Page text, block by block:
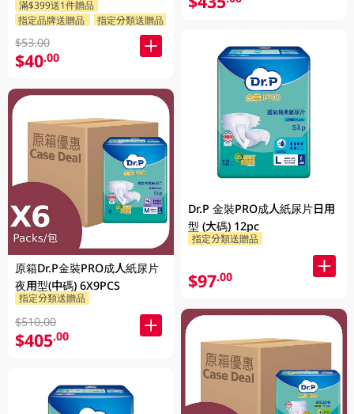
滿$399送1件贈品
指定品牌送贈品
指定分類送贈品
$53.00
$40.00
原箱Dr.P金裝PRO成人紙尿片
夜用型(中碼) 6X9PCS
指定分類送贈品
$510.00
$405.00
Dr.P 金裝PRO成人紙尿片日用
型 (大碼) 12pc
指定分類送贈品
$97.00